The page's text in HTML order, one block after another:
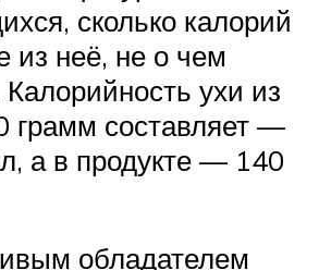
сколько калорий
из неё, не о чем
ухи из
грамм составляет —
а в продукте — 140
обладателем